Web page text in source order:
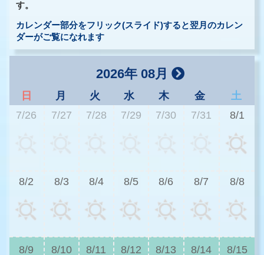
す。
カレンダー部分をフリック(スライド)すると翌月のカレン
ダーがご覧になれます
2026年 08月
日 月 火 水 木 金
土
7/26
7/27 7/28 7/29 7/30 7/31 8/1
8/2 8/3 8/4 8/5 8/6 8/7 8/8
8/9 8/10 8/11 8/12 8/13 8/14 8/15